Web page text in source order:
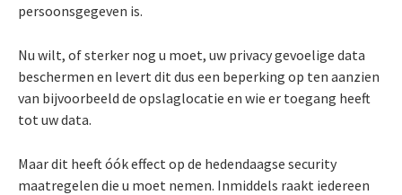
persoonsgegeven is.
Nu wilt, of sterker nog u moet, uw privacy gevoelige data
beschermen en levert dit dus een beperking op ten aanzien
van bijvoorbeeld de opslaglocatie en wie er toegang heeft
tot uw data.
Maar dit heeft óók effect op de hedendaagse security
maatregelen die u moet nemen. Inmiddels raakt iedereen